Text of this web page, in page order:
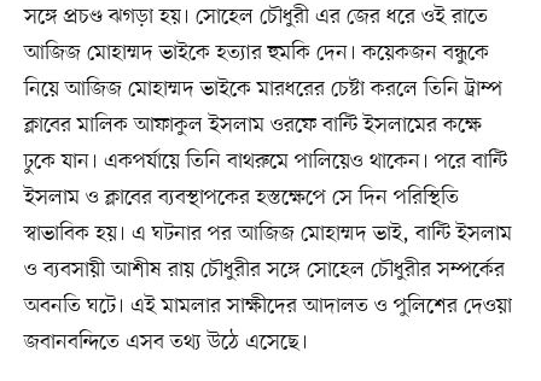
সঙ্গে প্রচণ্ড ঝগড়া হয়। সোহেল চৌধুরী এর জের ধরে ওই রাতে
আজিজ মোহাম্মদ ভাইকে হত্যার হুমকি দেন। কয়েকজন বন্ধুকে
নিয়ে আজিজ মোহাম্মদ ভাইকে মারধরের চেষ্টা করলে তিনি ট্রাম্প
ক্লাবের মালিক আফাকুল ইসলাম ওরফে বান্টি ইসলামের কক্ষে
ঢুকে যান। একপর্যায়ে তিনি বাথরুমে পালিয়েও থাকেন। পরে বান্টি
ইসলাম ও ক্লাবের ব্যবস্থাপকের হস্তক্ষেপে সে দিন পরিস্থিতি
স্বাভাবিক হয়। এ ঘটনার পর আজিজ মোহাম্মদ ভাই, বান্টি ইসলাম
ও ব্যবসায়ী আশীষ রায় চৌধুরীর সঙ্গে সোহেল চৌধুরীর সম্পর্কের
অবনতি ঘটে। এই মামলার সাক্ষীদের আদালত ও পুলিশের দেওয়া
জবানবন্দিতে এসব তথ্য উঠে এসেছে।